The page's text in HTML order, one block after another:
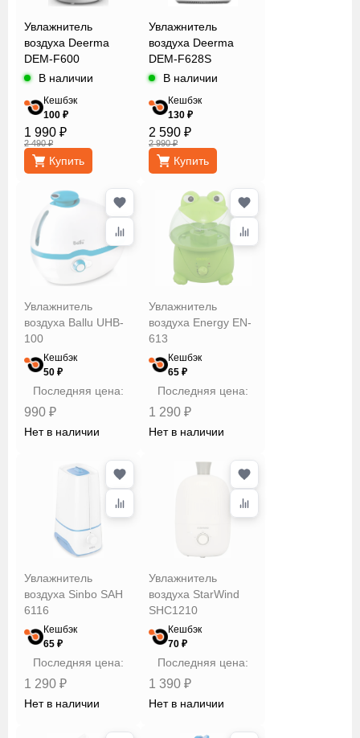
Galaxy Line
Gorenje
Hyundai
JVC
Kitfort
Kyvol
Leberg
NeoClima
Philips
Pioneer
Polaris
Redmond
Scarlett
Sencor
StarWind
Tefal
Timberk
Vitek
Доп.
Обслуживаемая
площадь
Увлажнитель
воздуха Deerma
DEM-F600
В наличии
Кешбэк
100 ₽
1 990 ₽
2 490 ₽
Купить
Увлажнитель
воздуха Deerma
DEM-F628S
В наличии
Кешбэк
130 ₽
2 590 ₽
2 990 ₽
Купить
Увлажнитель
воздуха Ballu UHB-
100
Кешбэк
50 ₽
Последняя цена:
990 ₽
Нет в наличии
Увлажнитель
воздуха Energy EN-
613
Кешбэк
65 ₽
Последняя цена:
1 290 ₽
Нет в наличии
Увлажнитель
воздуха Sinbo SAH
6116
Кешбэк
65 ₽
Последняя цена:
1 290 ₽
Нет в наличии
Увлажнитель
воздуха StarWind
SHC1210
Кешбэк
70 ₽
Последняя цена:
1 390 ₽
Нет в наличии